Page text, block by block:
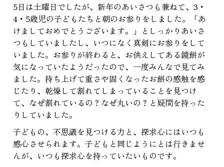
5日は土曜日でしたが、新年のあいさつも兼ねて、3・
4・5歳児の子どもたちと朝のお参りをしました。「あ
けましておめでとうございます。」としっかりあいさ
つもしていましたし、いつになく真剣にお参りをして
いました。お参りが終わると、お供えしてある鏡餅が
気になっていたようだったので、一度みんなで見てみ
ました。持ち上げて重さや固くなったお餅の感触を感
じたり、乾燥して割れてしまっていることを見つけ
て、なぜ割れているの？なぜ丸いの？と疑問を持った
りしていました。
子どもの、不思議を見つける力と、探求心にはいつも
感心させられます。子どもと同じようにとは行きませ
んが、いつも探求心を持っていたいものです。